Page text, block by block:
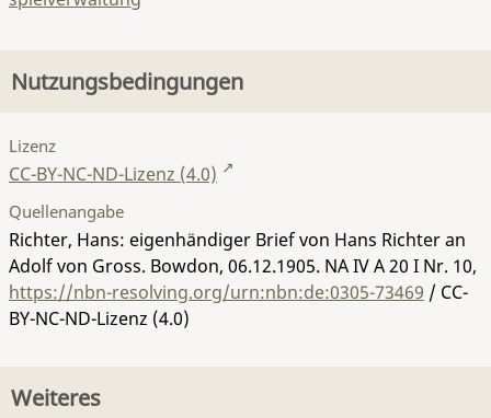
Nutzungsbedingungen
Lizenz
CC-BY-NC-ND-Lizenz (4.0)
Quellenangabe
Richter, Hans: eigenhändiger Brief von Hans Richter an
Adolf von Gross. Bowdon, 06.12.1905. NA IV A 20 I Nr. 10,
https://nbn-resolving.org/urn:nbn:de:0305-73469 / CC-
BY-NC-ND-Lizenz (4.0)
Weiteres